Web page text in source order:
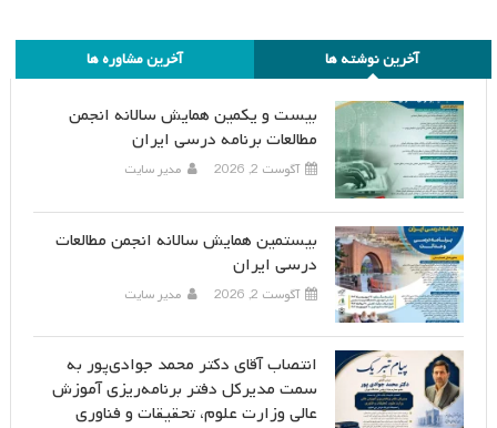
آخرین نوشته ها آخرین مشاوره ها
بیست و یکمین همایش سالانه انجمن
مطالعات برنامه درسی ایران
آگوست 2, 2026 مدیر سایت
بیستمین همایش سالانه انجمن مطالعات
درسی ایران
آگوست 2, 2026 مدیر سایت
انتصاب آقای دکتر محمد جوادی‌پور به
سمت مدیرکل دفتر برنامه‌ریزی آموزش
عالی وزارت علوم، تحقیقات و فناوری